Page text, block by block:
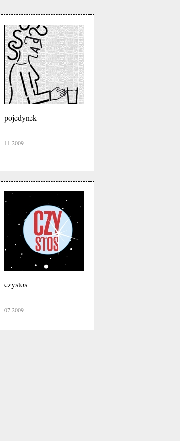
pojedynek
11.2009
czystos
07.2009